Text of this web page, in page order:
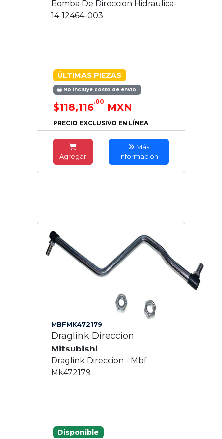
Bomba De Direccion Hidraulica-
14-12464-003
ÚLTIMAS PIEZAS
No incluye costo de envío
$118,116.00 MXN
PRECIO EXCLUSIVO EN LÍNEA
Agregar
Más
información
MBFMK472179
Draglink Direccion
Mitsubishi
Draglink Direccion - Mbf
Mk472179
Disponible